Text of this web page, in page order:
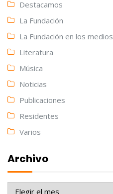
Destacamos
La Fundación
La Fundación en los medios
Literatura
Música
Noticias
Publicaciones
Residentes
Varios
Archivo
Archivo